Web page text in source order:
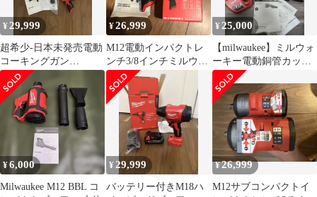
¥ 29,999
超希少-日本未発売電動
コーキングガン
milwaukeeミルウォーキ
ー
¥26,999
M12電動インパクトレ
ンチ3/8インチミルウォ
ーキー milwaukee
¥ 25,000
【milwaukee】ミルウォ
ーキー電動銅管カッタ
ー2471-20JP充電器付き
¥6,000
Milwaukee M12 BBL コ
¥29,999
バッテリー付きM18ハ
¥26,999
M12サブコンパクトイ